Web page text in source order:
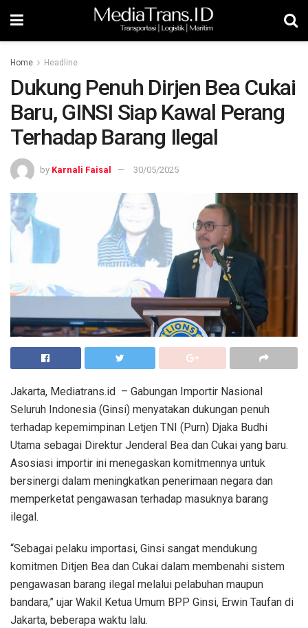
Home Headline
Dukung Penuh Dirjen Bea Cukai
Baru, GINSI Siap Kawal Perang
Terhadap Barang Ilegal
by Karnali Faisal 30/05/2025
Jakarta, Mediatrans.id – Gabungan Importir Nasional
Seluruh Indonesia (Ginsi) menyatakan dukungan penuh
terhadap kepemimpinan Letjen TNI (Purn) Djaka Budhi
Utama sebagai Direktur Jenderal Bea dan Cukai yang baru.
Asosiasi importir ini menegaskan komitmennya untuk
bersinergi dalam meningkatkan penerimaan negara dan
memperketat pengawasan terhadap masuknya barang
ilegal.
“Sebagai pelaku importasi, Ginsi sangat mendukung
komitmen Ditjen Bea dan Cukai dalam membenahi sistem
pengawasan barang ilegal melalui pelabuhan maupun
bandara,” ujar Wakil Ketua Umum BPP Ginsi, Erwin Taufan di
Jakarta, beberapa waktu lalu.